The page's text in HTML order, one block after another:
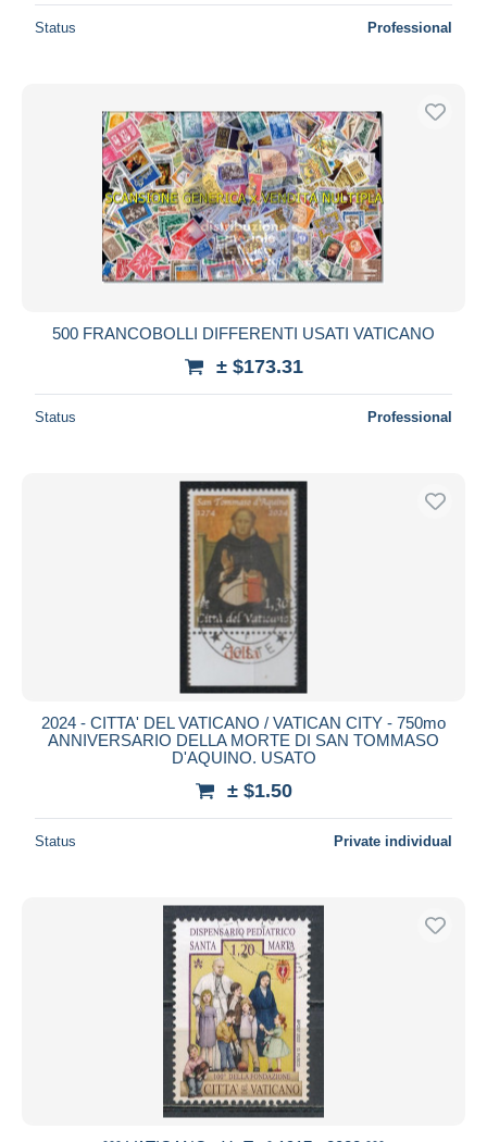
Status Professional
500 FRANCOBOLLI DIFFERENTI USATI VATICANO
± $173.31
Status Professional
2024 - CITTA' DEL VATICANO / VATICAN CITY - 750mo
ANNIVERSARIO DELLA MORTE DI SAN TOMMASO
D'AQUINO. USATO
± $1.50
Status Private individual